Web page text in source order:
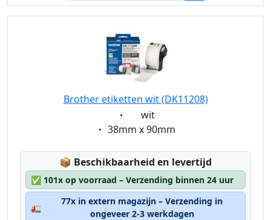
Brother etiketten wit (DK11208)
Eigenschaft:
wit
Eigenschaft:
38mm x 90mm
📦 Lagerstatus:
Beschikbaarheid en levertijd
✅ 101x op voorraad – Verzending binnen 24 uur
🚛
77x in extern magazijn – Verzending in
ongeveer 2-3 werkdagen